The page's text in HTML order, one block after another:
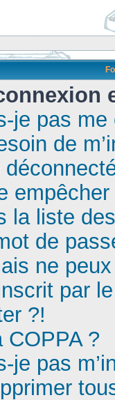
je pas
de
la liste
de
ne
par
?!
COPPA ?
je pas